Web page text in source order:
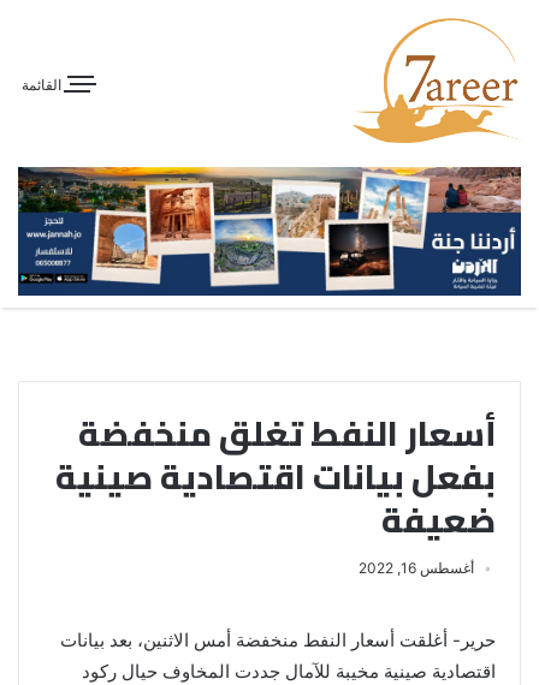
القائمة
أسعار النفط تغلق منخفضة
بفعل بيانات اقتصادية صينية
ضعيفة
أغسطس 16, 2022
حرير- أغلقت أسعار النفط منخفضة أمس الاثنين، بعد بيانات
اقتصادية صينية مخيبة للآمال جددت المخاوف حيال ركود